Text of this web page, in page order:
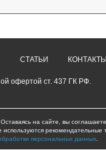
СТАТЬИ
офертой ст. 437 ГК РФ.
на сайте, вы
используются рекомендательные
персональных данных